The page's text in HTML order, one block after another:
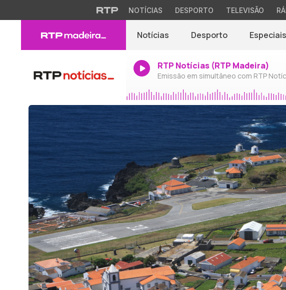
NOTÍCIAS DESPORTO TELEVISÃO
Notícias Desporto Especiais
RTP Notícias (RTP Madeira)
Emissão em simultâneo com RTP